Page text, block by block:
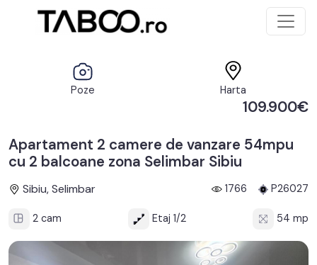
Poze Harta
109.900€
Apartament 2 camere de vanzare 54mpu
cu 2 balcoane zona Selimbar Sibiu
Sibiu, Selimbar 1766 P26027
2 cam Etaj 1/2 54 mp